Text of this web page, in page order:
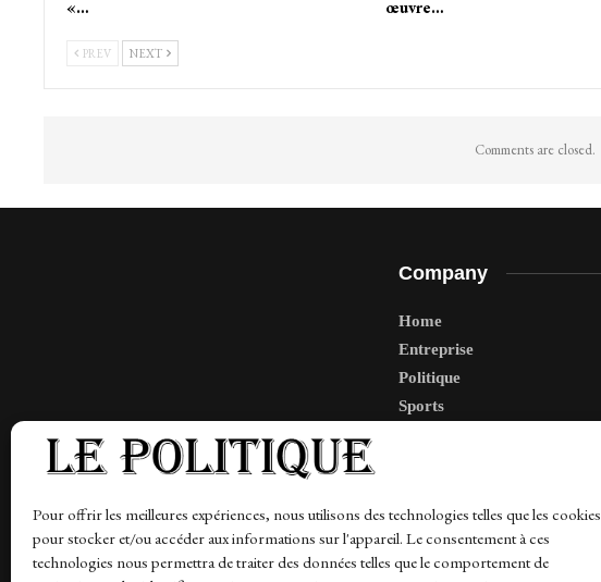
Pour offrir les meilleures expériences, nous utilisons des technologies telles que les cookies
pour stocker et/ou accéder aux informations sur l'appareil. Le consentement à ces
technologies nous permettra de traiter des données telles que le comportement de
«…
œuvre…
PREV NEXT
Comments are closed.
Company
Home
Entreprise
Politique
Sports